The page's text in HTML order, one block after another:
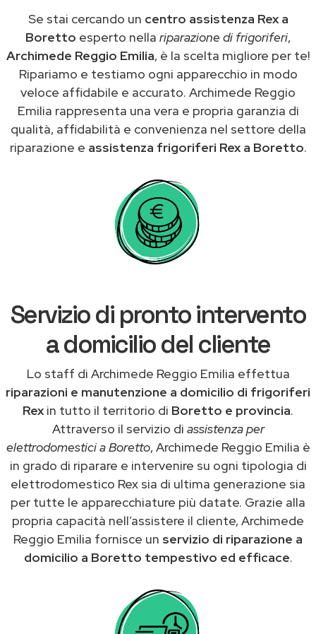
Se stai cercando un centro assistenza Rex a
Boretto esperto nella riparazione di frigoriferi,
Archimede Reggio Emilia, è la scelta migliore per te!
Ripariamo e testiamo ogni apparecchio in modo
veloce affidabile e accurato. Archimede Reggio
Emilia rappresenta una vera e propria garanzia di
qualità, affidabilità e convenienza nel settore della
riparazione e assistenza frigoriferi Rex a Boretto.
Servizio di pronto intervento
a domicilio del cliente
Lo staff di Archimede Reggio Emilia effettua
riparazioni e manutenzione a domicilio di frigoriferi
Rex in tutto il territorio di Boretto e provincia.
Attraverso il servizio di assistenza per
elettrodomestici a Boretto, Archimede Reggio Emilia è
in grado di riparare e intervenire su ogni tipologia di
elettrodomestico Rex sia di ultima generazione sia
per tutte le apparecchiature più datate. Grazie alla
propria capacità nell’assistere il cliente, Archimede
Reggio Emilia fornisce un servizio di riparazione a
domicilio a Boretto tempestivo ed efficace.